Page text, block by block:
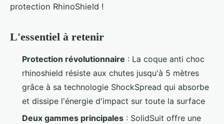
protection RhinoShield !
L'essentiel à retenir
Protection révolutionnaire : La coque anti choc
rhinoshield résiste aux chutes jusqu'à 5 mètres
grâce à sa technologie ShockSpread qui absorbe
et dissipe l'énergie d'impact sur toute la surface
Deux gammes principales : SolidSuit offre une